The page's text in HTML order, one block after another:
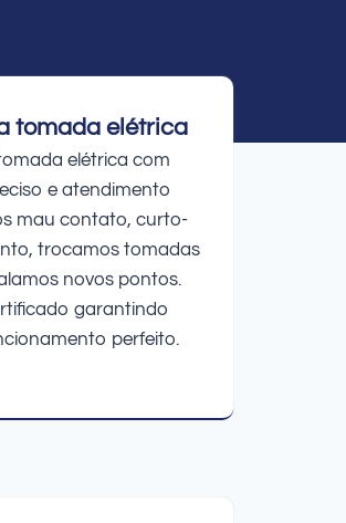
tomada elétrica
elétrica com
e atendimento
mau contato, curto-
trocamos tomadas
novos pontos.
garantindo
perfeito.